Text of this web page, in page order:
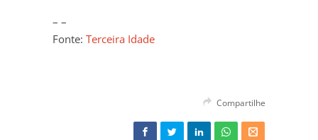
– –
Fonte: Terceira Idade
Compartilhe